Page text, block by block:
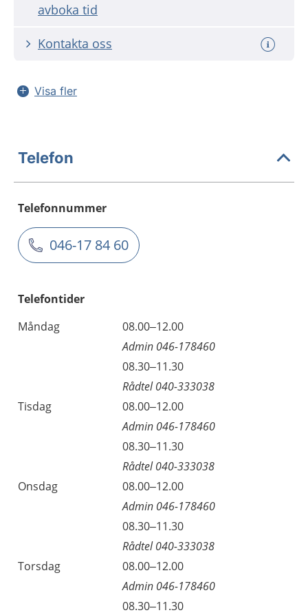
avboka tid
Kontakta oss
Visa fler
Telefon
Telefonnummer
046-17 84 60
Telefontider
Måndag
08.00–12.00
Admin 046-178460
08.30–11.30
Rådtel 040-333038
Tisdag
08.00–12.00
Admin 046-178460
08.30–11.30
Rådtel 040-333038
Onsdag
08.00–12.00
Admin 046-178460
08.30–11.30
Rådtel 040-333038
Torsdag
08.00–12.00
Admin 046-178460
08.30–11.30